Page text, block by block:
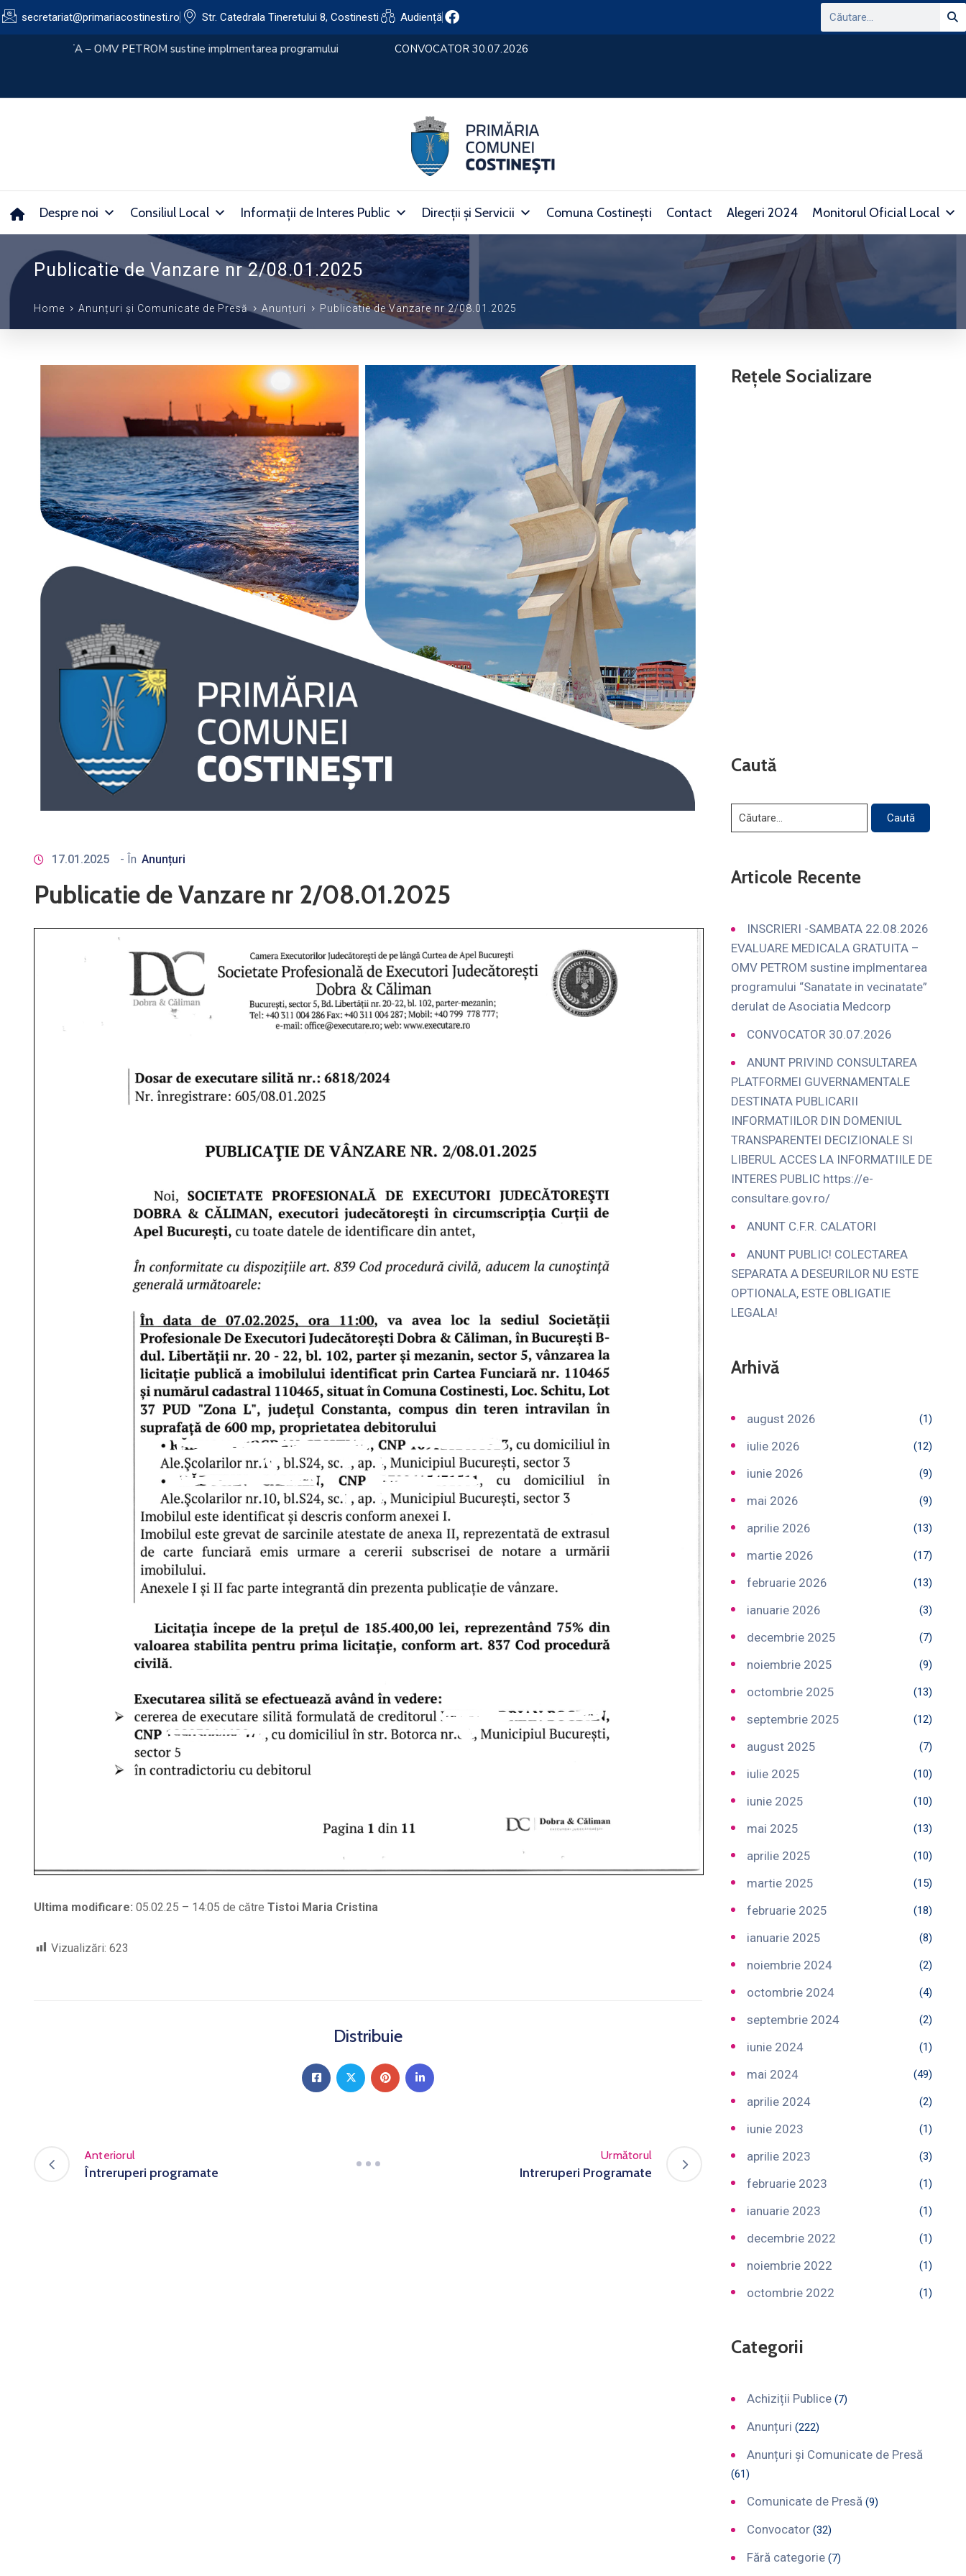
secretariat@primariacostinesti.ro​ Str. Catedrala Tineretului 8, Costinesti Audiență
CONVOCATOR 30.07.2026
Despre noi Consiliul Local Informații de Interes Public Direcții și Servicii Comuna Costinești Contact Alegeri 2024 Monitorul Oficial Local
Publicatie de Vanzare nr 2/08.01.2025
Home Anunțuri și Comunicate de Presă Anunțuri Publicatie de Vanzare nr 2/08.01.2025
17.01.2025 - În Anunțuri
Publicatie de Vanzare nr 2/08.01.2025
Ultima modificare: 05.02.25 – 14:05 de către Tistoi Maria Cristina
Vizualizări: 623
Distribuie
Anteriorul
Întreruperi programate
Următorul
Intreruperi Programate
Rețele Socializare
Caută
Articole Recente
INSCRIERI -SAMBATA 22.08.2026
EVALUARE MEDICALA GRATUITA –
OMV PETROM sustine implmentarea
programului “Sanatate in vecinatate”
derulat de Asociatia Medcorp
CONVOCATOR 30.07.2026
ANUNT PRIVIND CONSULTAREA
PLATFORMEI GUVERNAMENTALE
DESTINATA PUBLICARII
INFORMATIILOR DIN DOMENIUL
TRANSPARENTEI DECIZIONALE SI
LIBERUL ACCES LA INFORMATIILE DE
INTERES PUBLIC https://e-
consultare.gov.ro/
ANUNT C.F.R. CALATORI
ANUNT PUBLIC! COLECTAREA
SEPARATA A DESEURILOR NU ESTE
OPTIONALA, ESTE OBLIGATIE
LEGALA!
Arhivă
august 2026 (1)
iulie 2026 (12)
iunie 2026 (9)
mai 2026 (9)
aprilie 2026 (13)
martie 2026 (17)
februarie 2026 (13)
ianuarie 2026 (3)
decembrie 2025 (7)
noiembrie 2025 (9)
octombrie 2025 (13)
septembrie 2025 (12)
august 2025 (7)
iulie 2025 (10)
iunie 2025 (10)
mai 2025 (13)
aprilie 2025 (10)
martie 2025 (15)
februarie 2025 (18)
ianuarie 2025 (8)
noiembrie 2024 (2)
octombrie 2024 (4)
septembrie 2024 (2)
iunie 2024 (1)
mai 2024 (49)
aprilie 2024 (2)
iunie 2023 (1)
aprilie 2023 (3)
februarie 2023 (1)
ianuarie 2023 (1)
decembrie 2022 (1)
noiembrie 2022 (1)
octombrie 2022 (1)
Categorii
Achiziții Publice (7)
Anunțuri (222)
Anunțuri și Comunicate de Presă
(61)
Comunicate de Presă (9)
Convocator (32)
Fără categorie (7)